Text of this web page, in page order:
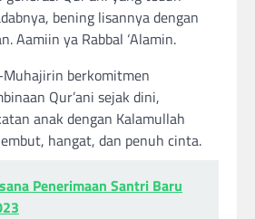
bening lisannya dengan
Aamiin ya Rabbal ‘Alamin.
berkomitmen
Qur’ani sejak dini,
anak dengan Kalamullah
hangat, dan penuh cinta.
Penerimaan Santri Baru